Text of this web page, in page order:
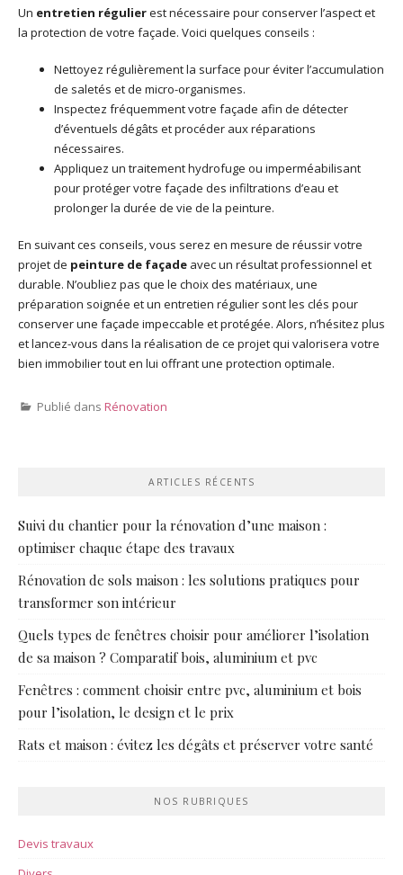
Un entretien régulierest nécessaire pour conserver l’aspect et
la protection de votre façade. Voici quelques conseils :
Nettoyez régulièrement la surface pour éviter l’accumulation
de saletés et de micro-organismes.
Inspectez fréquemment votre façade afin de détecter
d’éventuels dégâts et procéder aux réparations
nécessaires.
Appliquez un traitement hydrofuge ou imperméabilisant
pour protéger votre façade des infiltrations d’eau et
prolonger la durée de vie de la peinture.
En suivant ces conseils, vous serez en mesure de réussir votre
projet de peinture de façade avec un résultat professionnel et
durable. N’oubliez pas que le choix des matériaux, une
préparation soignée et un entretien régulier sont les clés pour
conserver une façade impeccable et protégée. Alors, n’hésitez plus
et lancez-vous dans la réalisation de ce projet qui valorisera votre
bien immobilier tout en lui offrant une protection optimale.
Publié dans Rénovation
ARTICLES RÉCENTS
Suivi du chantier pour la rénovation d’une maison :
optimiser chaque étape des travaux
Rénovation de sols maison : les solutions pratiques pour
transformer son intérieur
Quels types de fenêtres choisir pour améliorer l’isolation
de sa maison ? Comparatif bois, aluminium et pvc
Fenêtres : comment choisir entre pvc, aluminium et bois
pour l’isolation, le design et le prix
Rats et maison : évitez les dégâts et préserver votre santé
NOS RUBRIQUES
Devis travaux